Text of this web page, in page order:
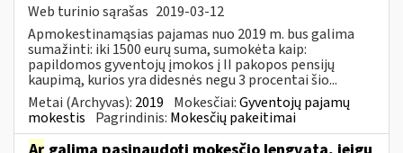
Web turinio sąrašas 2019-03-12
Apmokestinamąsias pajamas nuo 2019 m. bus galima
sumažinti: iki 1500 eurų suma, sumokėta kaip:
papildomos gyventojų įmokos į II pakopos pensijų
kaupimą, kurios yra didesnės negu 3 procentai šio...
Metai (Archyvas): 2019 Mokesčiai:Gyventojų pajamų
mokestis Pagrindinis: Mokesčių pakeitimai